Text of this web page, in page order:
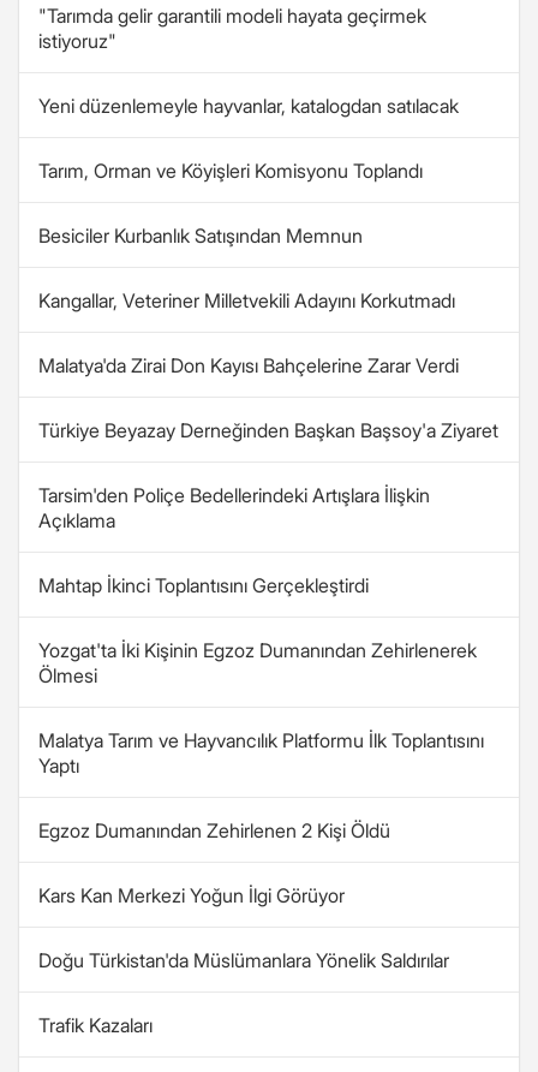
"Tarımda gelir garantili modeli hayata geçirmek
istiyoruz"
Yeni düzenlemeyle hayvanlar, katalogdan satılacak
Tarım, Orman ve Köyişleri Komisyonu Toplandı
Besiciler Kurbanlık Satışından Memnun
Kangallar, Veteriner Milletvekili Adayını Korkutmadı
Malatya'da Zirai Don Kayısı Bahçelerine Zarar Verdi
Türkiye Beyazay Derneğinden Başkan Başsoy'a Ziyaret
Tarsim'den Poliçe Bedellerindeki Artışlara İlişkin
Açıklama
Mahtap İkinci Toplantısını Gerçekleştirdi
Yozgat'ta İki Kişinin Egzoz Dumanından Zehirlenerek
Ölmesi
Malatya Tarım ve Hayvancılık Platformu İlk Toplantısını
Yaptı
Egzoz Dumanından Zehirlenen 2 Kişi Öldü
Kars Kan Merkezi Yoğun İlgi Görüyor
Doğu Türkistan'da Müslümanlara Yönelik Saldırılar
Trafik Kazaları